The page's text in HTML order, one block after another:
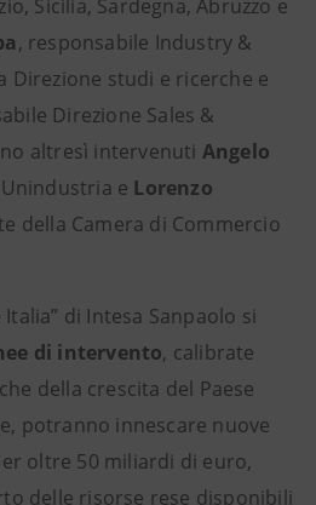
Sicilia, Sardegna, Abruzzo e
, responsabile Industry &
Direzione studi e ricerche e
Direzione Sales &
altresì intervenuti Angelo
e Lorenzo
della Camera di Commercio
di Intesa Sanpaolo si
di intervento, calibrate
della crescita del Paese
potranno innescare nuove
oltre 50 miliardi di euro,
delle risorse rese disponibili